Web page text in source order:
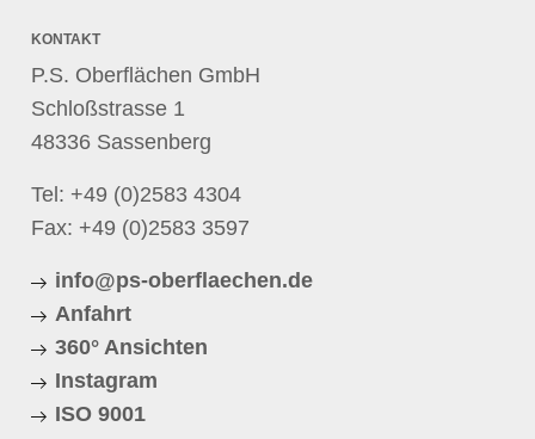
KONTAKT
P.S. Oberflächen GmbH
Schloßstrasse 1
48336 Sassenberg
Tel: +49 (0)2583 4304
Fax: +49 (0)2583 3597
info@ps-oberflaechen.de
Anfahrt
360° Ansichten
Instagram
ISO 9001